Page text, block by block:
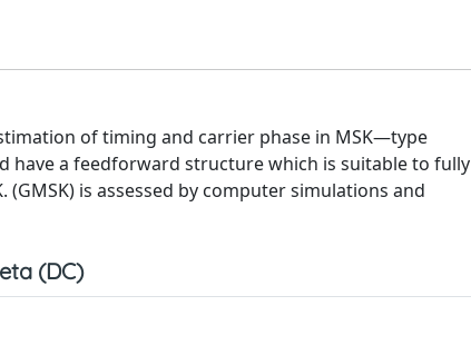
of timing and carrier phase in MSK—type
have a feedforward structure which is suitable to fully
is assessed by computer simulations and
(DC)